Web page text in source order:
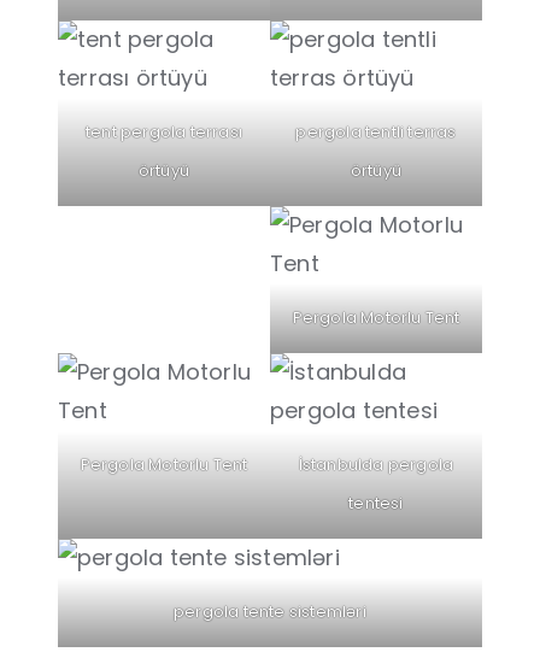
tent pergola terrası
örtüyü
pergola tentli terras
örtüyü
Pergola Motorlu Tent
Pergola Motorlu Tent
İstanbulda pergola
tentesi
pergola tente sistemləri